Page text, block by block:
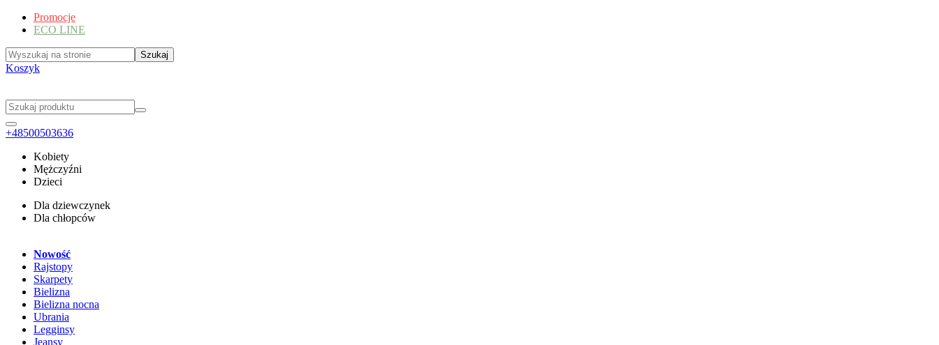
Promocje
ECO LINE
Koszyk
+48500503636
Kobiety
Mężczyźni
Dzieci
Dla dziewczynek
Dla chłopców
Nowość
Rajstopy
Skarpety
Bielizna
Bielizna nocna
Ubrania
Legginsy
Jeansy